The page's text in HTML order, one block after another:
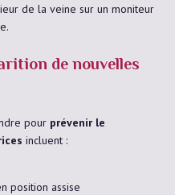
de la veine sur un moniteur
de nouvelles
pour prévenir le
incluent :
position assise